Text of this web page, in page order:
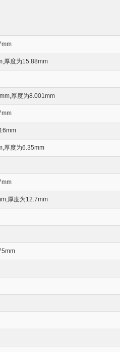
厚度为15.88mm
厚度为8.001mm
厚度为6.35mm
厚度为12.7mm